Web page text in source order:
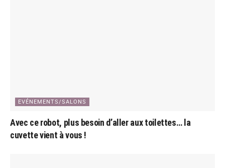
EVÉNEMENTS/SALONS
Avec ce robot, plus besoin d’aller aux toilettes… la
cuvette vient à vous !